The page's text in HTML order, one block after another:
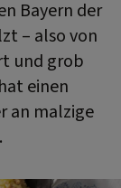
Bayern der
– also von
und grob
einen
an malzige